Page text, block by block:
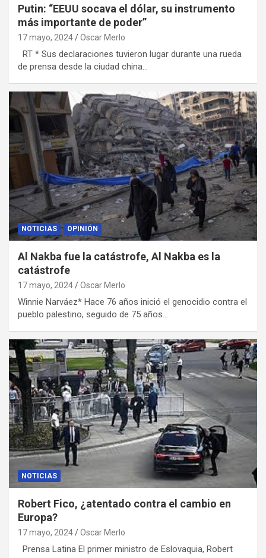
Putin: “EEUU socava el dólar, su instrumento
más importante de poder”
17 mayo, 2024 Oscar Merlo
RT * Sus declaraciones tuvieron lugar durante una rueda
de prensa desde la ciudad china…
NOTICIAS OPINIÓN
Al Nakba fue la catástrofe, Al Nakba es la
catástrofe
17 mayo, 2024 Oscar Merlo
Winnie Narváez* Hace 76 años inició el genocidio contra el
pueblo palestino, seguido de 75 años…
NOTICIAS
Robert Fico, ¿atentado contra el cambio en
Europa?
17 mayo, 2024 Oscar Merlo
Prensa Latina El primer ministro de Eslovaquia, Robert